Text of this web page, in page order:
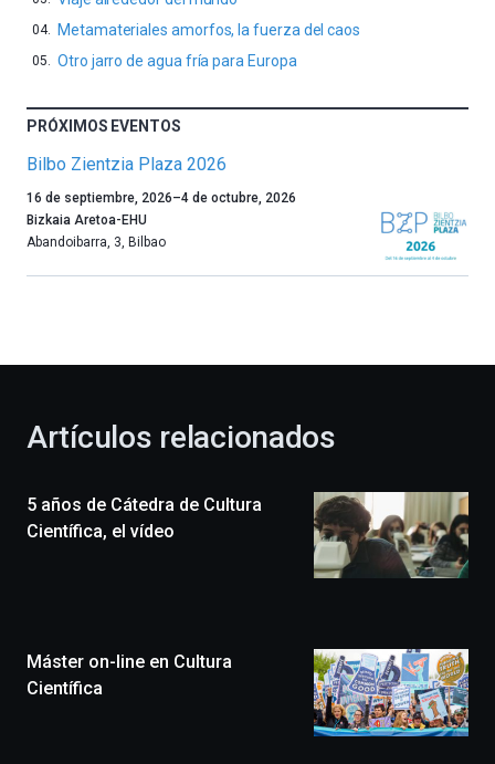
Metamateriales amorfos, la fuerza del caos
Otro jarro de agua fría para Europa
PRÓXIMOS EVENTOS
Bilbo Zientzia Plaza 2026
Un
año
más,
celebración
novena
edición
un
festival
16 de septiembre, 2026–4 de octubre, 2026
Bizkaia Aretoa-EHU
Abandoibarra, 3 Bilbao
Artículos relacionados
5 años de Cátedra de Cultura
Científica, el vídeo
Máster on-line en Cultura
Científica